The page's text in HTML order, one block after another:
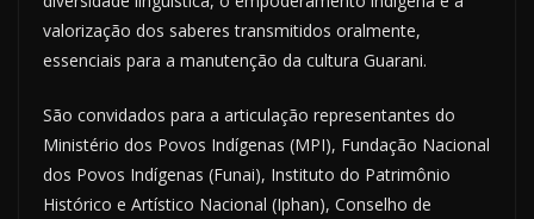
valorização dos saberes transmitidos oralmente,
essenciais para a manutenção da cultura Guarani.
São convidados para a articulação representantes do
Ministério dos Povos Indígenas (MPI), Fundação Nacional
dos Povos Indígenas (Funai), Instituto do Patrimônio
Histórico e Artístico Nacional (Iphan), Conselho de